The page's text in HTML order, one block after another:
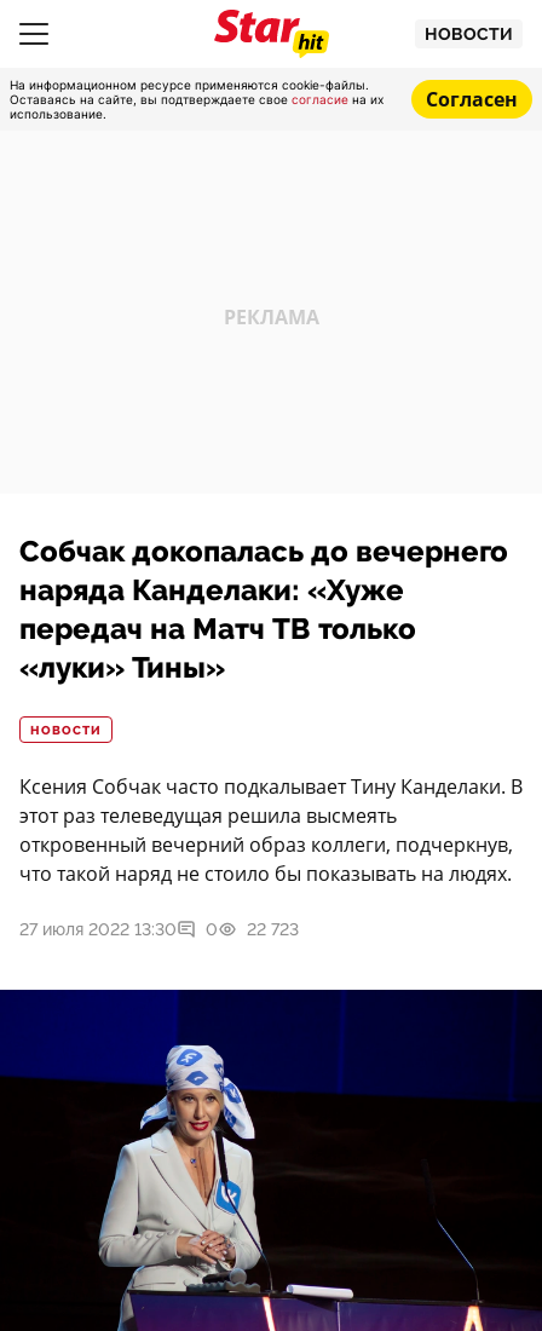
НОВОСТИ
На информационном ресурсе применяются cookie-файлы.
Оставаясь на сайте, вы подтверждаете свое согласие на их
использование.
Согласен
Собчак докопалась до вечернего
наряда Канделаки: «Хуже
передач на Матч ТВ только
«луки» Тины»
НОВОСТИ
Ксения Собчак часто подкалывает Тину Канделаки. В
этот раз телеведущая решила высмеять
откровенный вечерний образ коллеги, подчеркнув,
что такой наряд не стоило бы показывать на людях.
27 июля 2022 13:30 0 22 723